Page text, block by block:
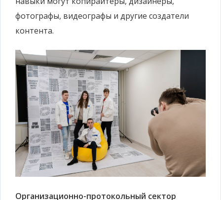
фотографы, видеографы и другие создатели
контента.
Организационно-протокольный сектор